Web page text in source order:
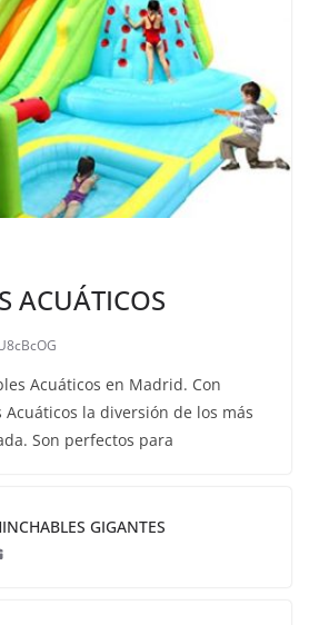
ACUÁTICOS
Acuáticos en Madrid. Con
la diversión de los más
Son perfectos para
GIGANTES